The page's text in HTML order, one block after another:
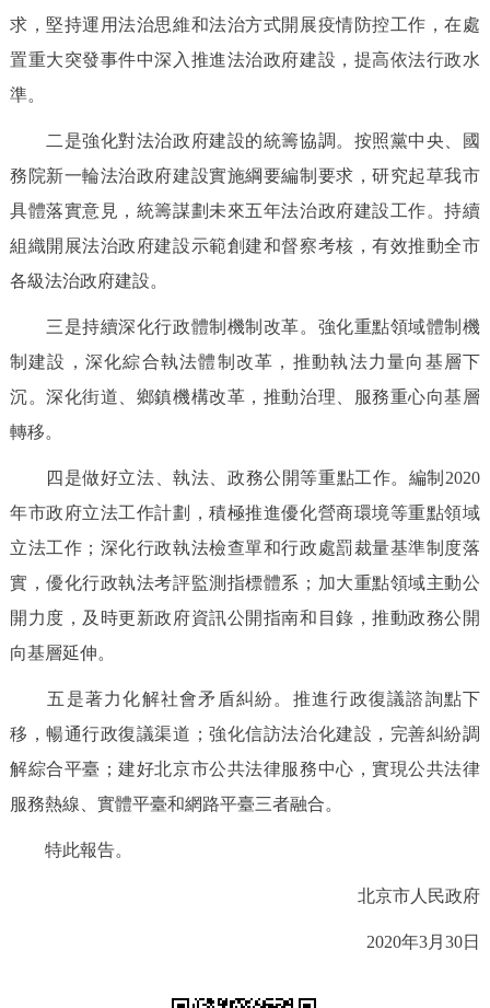
求，堅持運用法治思維和法治方式開展疫情防控工作，在處
置重大突發事件中深入推進法治政府建設，提高依法行政水
準。
二是強化對法治政府建設的統籌協調。按照黨中央、國
務院新一輪法治政府建設實施綱要編制要求，研究起草我市
具體落實意見，統籌謀劃未來五年法治政府建設工作。持續
組織開展法治政府建設示範創建和督察考核，有效推動全市
各級法治政府建設。
三是持續深化行政體制機制改革。強化重點領域體制機
制建設，深化綜合執法體制改革，推動執法力量向基層下
沉。深化街道、鄉鎮機構改革，推動治理、服務重心向基層
轉移。
四是做好立法、執法、政務公開等重點工作。編制2020
年市政府立法工作計劃，積極推進優化營商環境等重點領域
立法工作；深化行政執法檢查單和行政處罰裁量基準制度落
實，優化行政執法考評監測指標體系；加大重點領域主動公
開力度，及時更新政府資訊公開指南和目錄，推動政務公開
向基層延伸。
五是著力化解社會矛盾糾紛。推進行政復議諮詢點下
移，暢通行政復議渠道；強化信訪法治化建設，完善糾紛調
解綜合平臺；建好北京市公共法律服務中心，實現公共法律
服務熱線、實體平臺和網路平臺三者融合。
特此報告。
北京市人民政府
2020年3月30日